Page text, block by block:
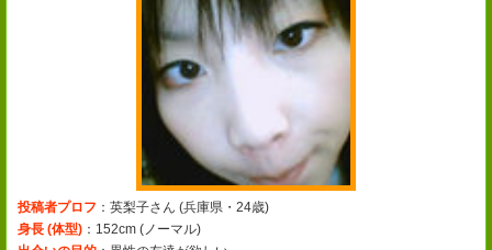
投稿者プロフ ：英梨子さん (兵庫県・24歳)
身長 (体型) ：152cm (ノーマル)